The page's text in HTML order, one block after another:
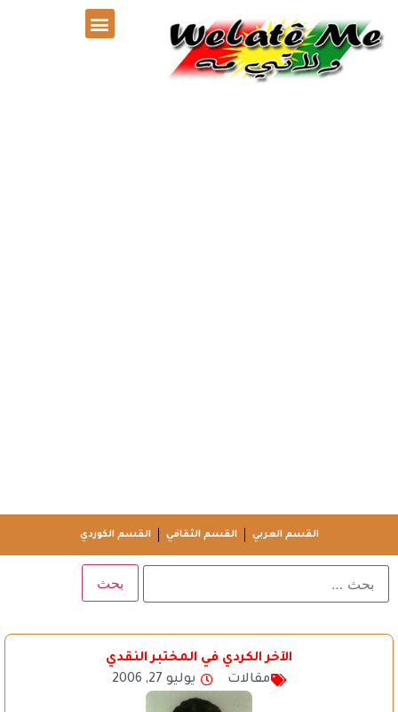
القسم العربي القسم الثقافي القسم الكوردي
الآخر الكردي في المختبر النقدي
مقالات
يوليو 27, 2006